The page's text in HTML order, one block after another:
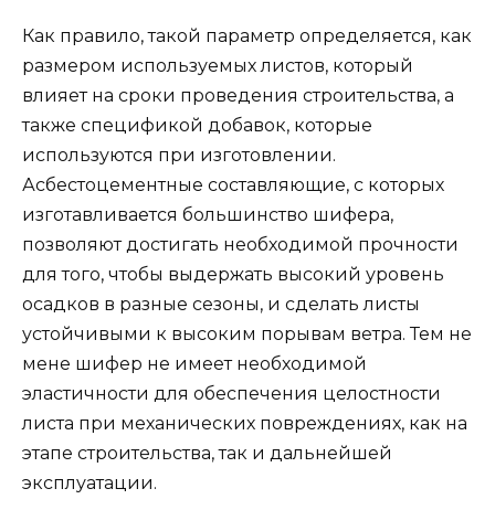
Как правило, такой параметр определяется, как
размером используемых листов, который
влияет на сроки проведения строительства, а
также спецификой добавок, которые
используются при изготовлении.
Асбестоцементные составляющие, с которых
изготавливается большинство шифера,
позволяют достигать необходимой прочности
для того, чтобы выдержать высокий уровень
осадков в разные сезоны, и сделать листы
устойчивыми к высоким порывам ветра. Тем не
мене шифер не имеет необходимой
эластичности для обеспечения целостности
листа при механических повреждениях, как на
этапе строительства, так и дальнейшей
эксплуатации.